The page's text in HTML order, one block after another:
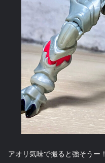
アオリ気味で撮ると強そうー！